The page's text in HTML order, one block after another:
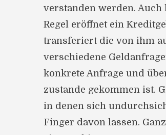
verstanden werden.
Regel eröffnet ein
transferiert die von ihm
verschiedene
konkrete Anfrage und
zustande gekommen ist.
in denen sich
Finger davon lassen.